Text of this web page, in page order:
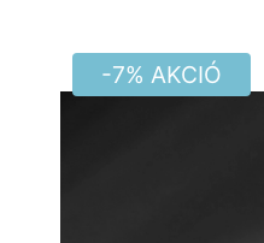
-7% AKCIÓ